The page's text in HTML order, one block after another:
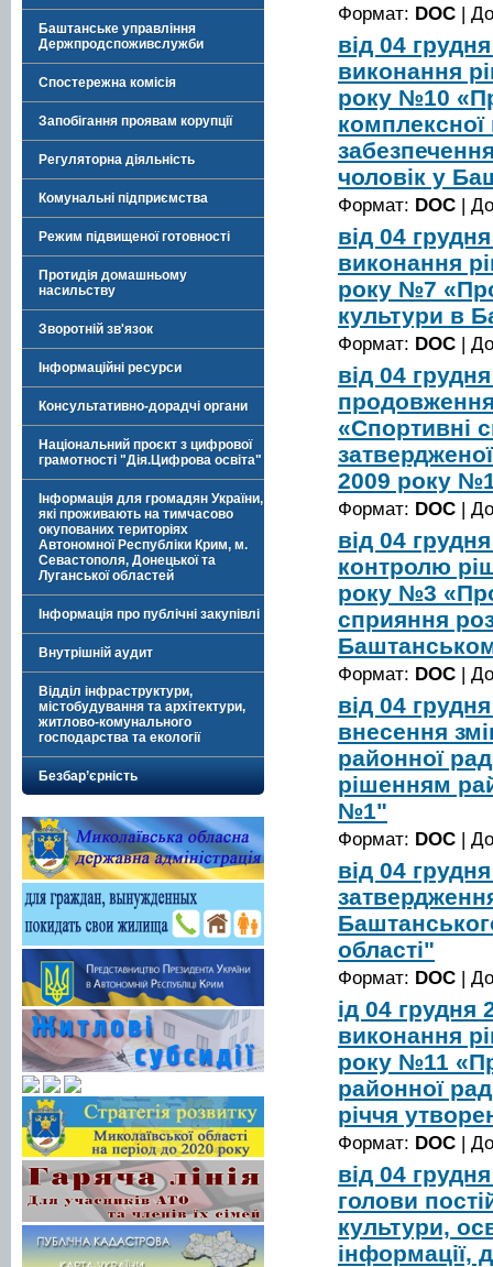
Баштанське управління
Держпродспоживслужби
Спостережна комісія
Запобігання проявам корупції
Регуляторна діяльність
Комунальні підприємства
Режим підвищеної готовності
Протидія домашньому
насильству
Зворотній зв'язок
Інформаційні ресурси
Консультативно-дорадчі органи
Національний проєкт з цифрової
грамотності "Дія.Цифрова освіта"
Інформація для громадян України,
які проживають на тимчасово
окупованих територіях
Автономної Республіки Крим, м.
Севастополя, Донецької та
Луганської областей
Інформація про публічні закупівлі
Внутрішній аудит
Відділ інфраструктури,
містобудування та архітектури,
житлово-комунального
господарства та екології
Безбар’єрність
Формат: DOC |
від 04
виконання
року №10
комплексної
чоловік у
Формат: DOC |
від 04
виконання
року №7
культури в
Формат: DOC |
від 04
«Спортивні
2009 року
Формат: DOC |
від 04
контролю
року №3
сприяння
Формат: DOC |
від 04
внесення
районної
рішенням
№1"
Формат: DOC |
від 04
області"
Формат: DOC |
ід 04
виконання
року №11
районної
річчя
Формат: DOC |
від 04
голови
культури,
інформації,